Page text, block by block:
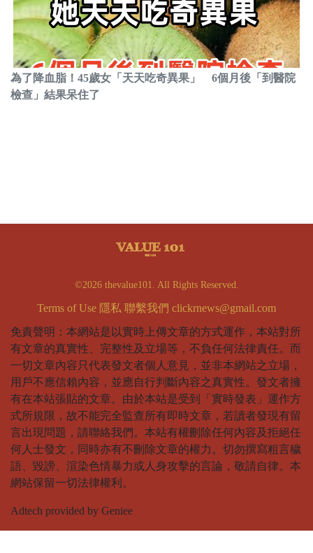
為了降血脂！45歲女「天天吃奇異果」 6個月後「到醫院
檢查」結果呆住了
©2026 thevalue101. All Rights Reserved.
Terms of Use 隱私 聯繫我們 clickrnews@gmail.com
免責聲明：本網站是以實時上傳文章的方式運作，本站對所
有文章的真實性、完整性及立場等，不負任何法律責任。而
一切文章內容只代表發文者個人意見，並非本網站之立場，
用戶不應信賴內容，並應自行判斷內容之真實性。發文者擁
有在本站張貼的文章。由於本站是受到「實時發表」運作方
式所規限，故不能完全監查所有即時文章，若讀者發現有留
言出現問題，請聯絡我們。本站有權刪除任何內容及拒絕任
何人士發文，同時亦有不刪除文章的權力。切勿撰寫粗言穢
語、毀謗、渲染色情暴力或人身攻擊的言論，敬請自律。本
網站保留一切法律權利。
Adtech provided by Geniee